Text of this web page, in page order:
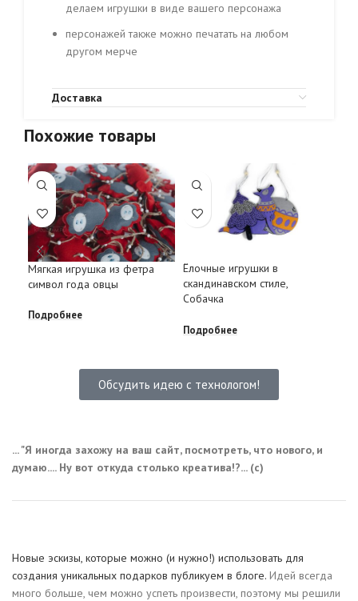
делаем игрушки в виде вашего персонажа
персонажей также можно печатать на любом
другом мерче
Доставка
Похожие товары
Мягкая игрушка из фетра
символ года овцы
Подробнее
Ёлочные игрушки в
скандинавском стиле,
Собачка
Подробнее
Обсудить идею с технологом!
... "Я иногда захожу на ваш сайт, посмотреть, что нового, и
думаю.... Ну вот откуда столько креатива!?... (с)
Новые эскизы, которые можно (и нужно!) использовать для
создания уникальных подарков публикуем в блоге. Идей всегда
много больше, чем можно успеть произвести, поэтому мы решили